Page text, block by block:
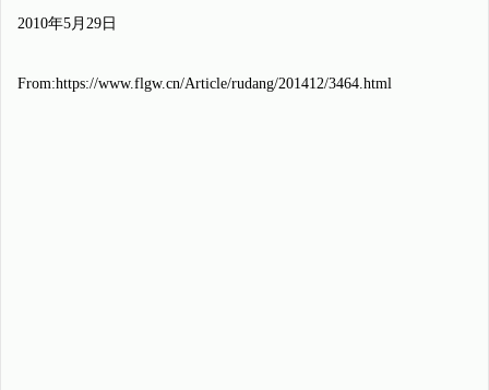
2010年5月29日
From:https://www.flgw.cn/Article/rudang/201412/3464.html